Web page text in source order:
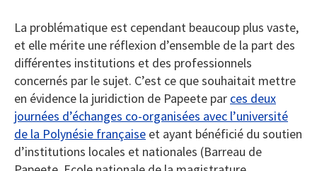
La problématique est cependant beaucoup plus vaste,
et elle mérite une réflexion d’ensemble de la part des
différentes institutions et des professionnels
concernés par le sujet. C’est ce que souhaitait mettre
en évidence la juridiction de Papeete par ces deux
journées d’échanges co-organisées avec l’université
de la Polynésie française et ayant bénéficié du soutien
d’institutions locales et nationales (Barreau de